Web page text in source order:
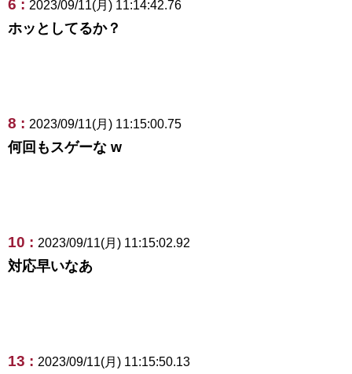
6 : 2023/09/11(月) 11:14:42.76
ホッとしてるか？
8 : 2023/09/11(月) 11:15:00.75
何回もスゲーな w
10 : 2023/09/11(月) 11:15:02.92
対応早いなあ
13 : 2023/09/11(月) 11:15:50.13